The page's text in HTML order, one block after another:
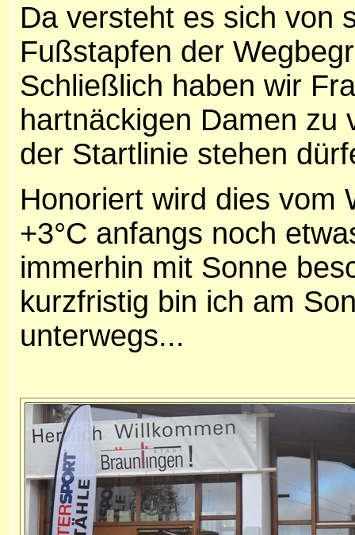
Da versteht es sich von
Fußstapfen der
Schließlich haben wir
hartnäckigen Damen zu
der Startlinie stehen
Honoriert wird dies vom
+3°C anfangs noch
immerhin mit Sonne
kurzfristig bin ich am
unterwegs...